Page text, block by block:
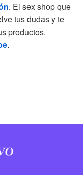
. El sex shop que
tus dudas y te
productos.
.